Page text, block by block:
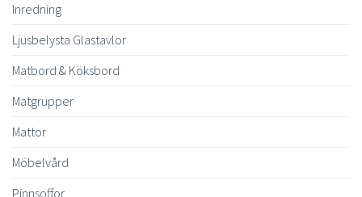
Inredning
Ljusbelysta Glastavlor
Matbord & Köksbord
Matgrupper
Mattor
Möbelvård
Pinnsoffor